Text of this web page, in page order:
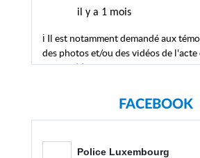
il y a 1 mois
ℹ Il est notamment demandé aux
des photos et/ou des vidéos de l'acte
suspect(s) de mettre ces fichiers à
https://t.co/uEtTQf5ZhL.
@PoliceLux
FACEBOOK
Police Luxembourg